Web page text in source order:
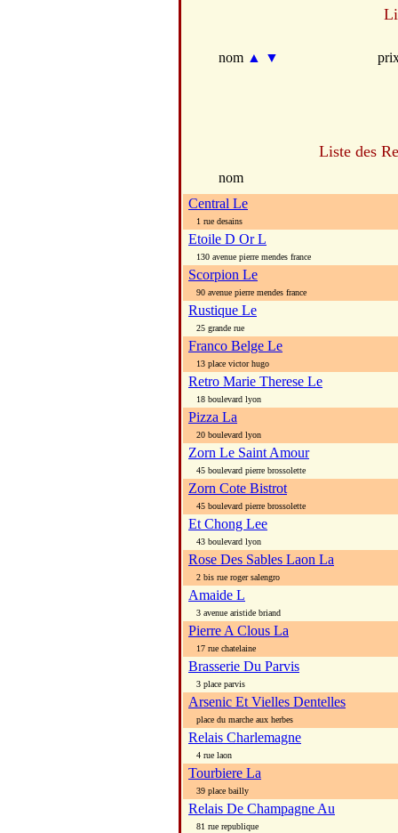
nom ▲ ▼
Liste des
nom
Central Le
1 rue desains
Etoile D Or L
130 avenue pierre mendes france
Scorpion Le
90 avenue pierre mendes france
Rustique Le
25 grande rue
Franco Belge Le
13 place victor hugo
Retro Marie Therese Le
18 boulevard lyon
Pizza La
20 boulevard lyon
Zorn Le Saint Amour
45 boulevard pierre brossolette
Zorn Cote Bistrot
45 boulevard pierre brossolette
Et Chong Lee
43 boulevard lyon
Rose Des Sables Laon La
2 bis rue roger salengro
Amaide L
3 avenue aristide briand
Pierre A Clous La
17 rue chatelaine
Brasserie Du Parvis
3 place parvis
Arsenic Et Vielles Dentelles
place du marche aux herbes
Relais Charlemagne
4 rue laon
Tourbiere La
39 place bailly
Relais De Champagne Au
81 rue republique